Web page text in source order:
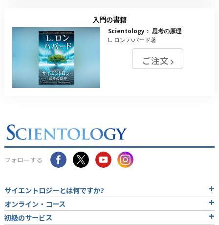
入門の書籍
Scientology： 思考の原理
L. ロン ハバード著
ご注文
フォローする
サイエントロジーとは何ですか?
オンライン・コース
初級のサービス